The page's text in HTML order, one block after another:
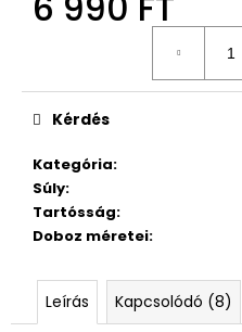
Kategória:
Súly:
Tartósság:
Doboz méretei:
Kérdés
Leírás Kapcsolódó (8)